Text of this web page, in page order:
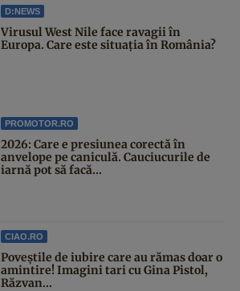
D:NEWS
Virusul West Nile face ravagii în
Europa. Care este situația în România?
PROMOTOR.RO
2026: Care e presiunea corectă în
anvelope pe caniculă. Cauciucurile de
iarnă pot să facă...
CIAO.RO
Poveştile de iubire care au rămas doar o
amintire! Imagini tari cu Gina Pistol,
Răzvan...